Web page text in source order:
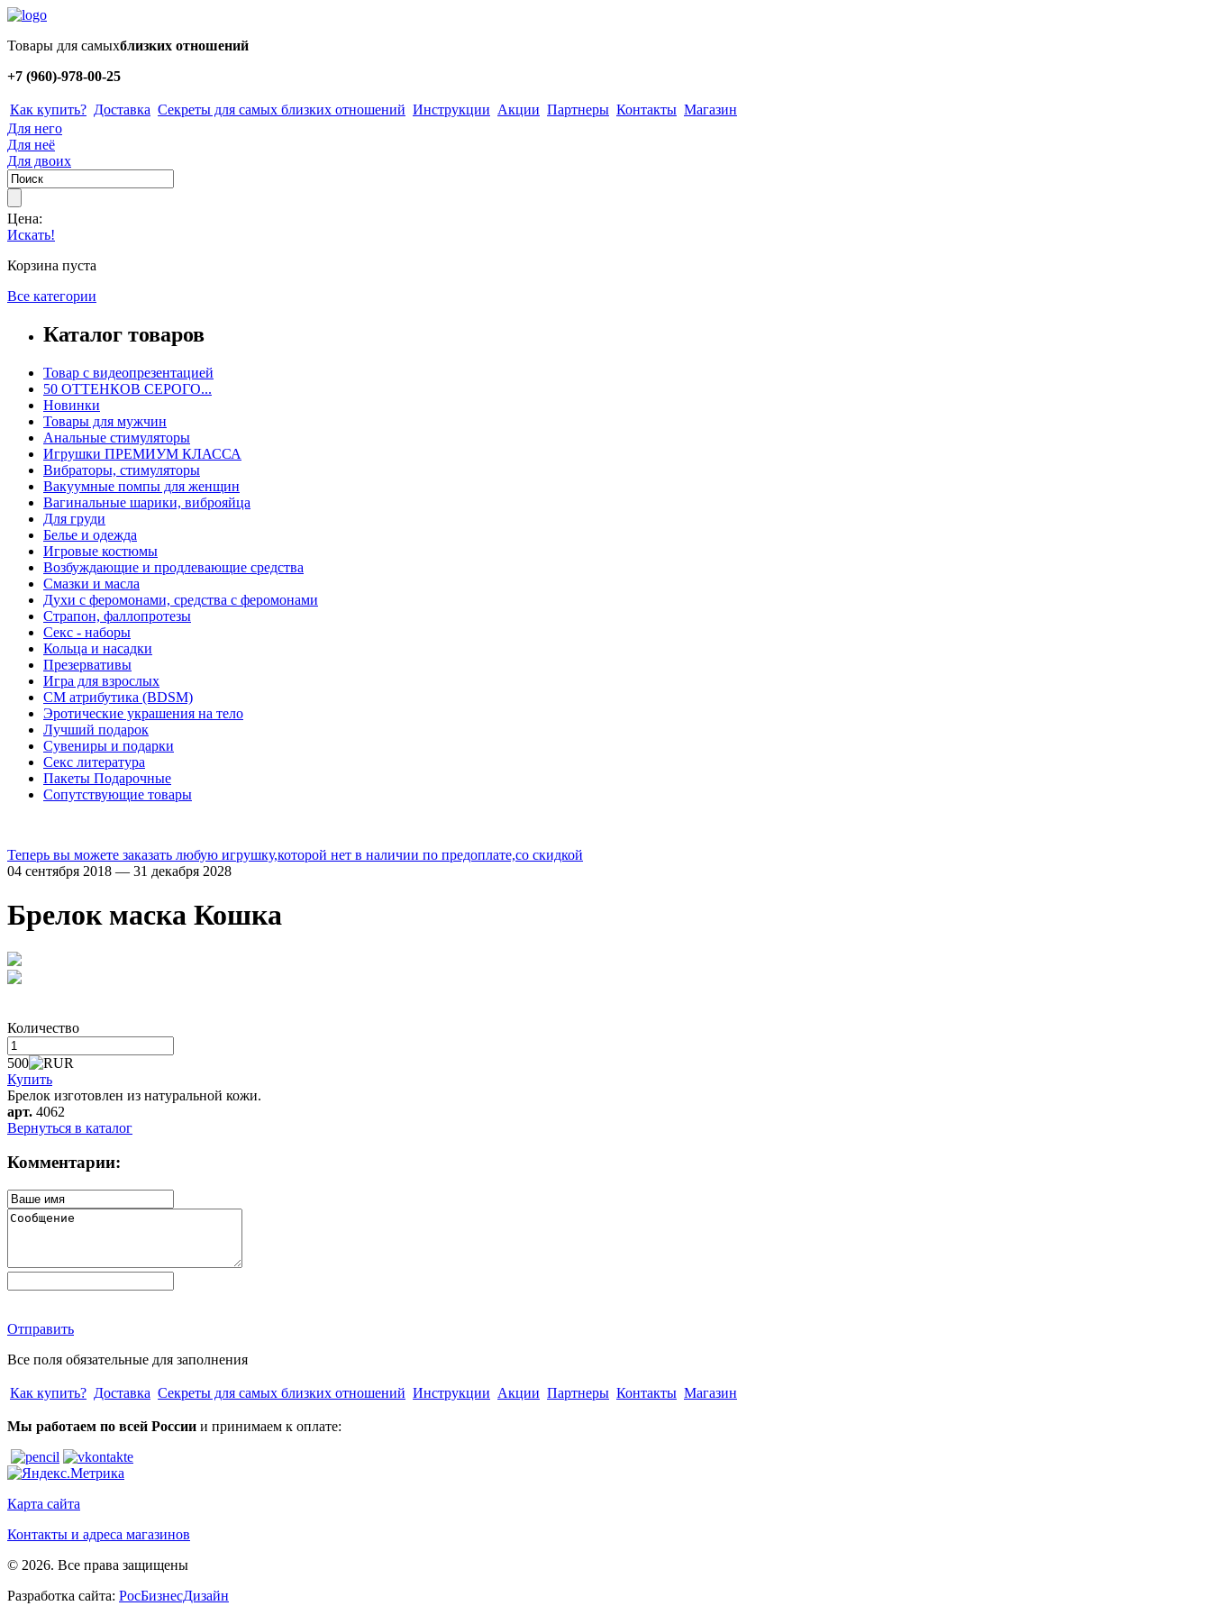
Товары для самыхблизких отношений
+7 (960)-978-00-25
Как купить? Доставка Секреты для самых близких отношений Инструкции Акции Партнеры Контакты Магазин
Для него
Для неё
Для двоих
Цена:
Искать!
Корзина пуста
Все категории
Каталог товаров
Товар с видеопрезентацией
50 ОТТЕНКОВ СЕРОГО...
Новинки
Товары для мужчин
Анальные стимуляторы
Игрушки ПРЕМИУМ КЛАССА
Вибраторы, стимуляторы
Вакуумные помпы для женщин
Вагинальные шарики, виброяйца
Для груди
Белье и одежда
Игровые костюмы
Возбуждающие и продлевающие средства
Смазки и масла
Духи с феромонами, средства с феромонами
Страпон, фаллопротезы
Секс - наборы
Кольца и насадки
Презервативы
Игра для взрослых
СМ атрибутика (BDSM)
Эротические украшения на тело
Лучший подарок
Сувениры и подарки
Секс литература
Пакеты Подарочные
Сопутствующие товары
Теперь вы можете заказать любую игрушку,которой нет в наличии по предоплате,со скидкой
04 сентября 2018 — 31 декабря 2028
Брелок маска Кошка
Количество
500
Купить
Брелок изготовлен из натуральной кожи.
арт. 4062
Вернуться в каталог
Комментарии:
Отправить
Все поля обязательные для заполнения
Как купить? Доставка Секреты для самых близких отношений Инструкции Акции Партнеры Контакты Магазин
Мы работаем по всей России и принимаем к оплате:
Карта сайта
Контакты и адреса магазинов
© 2026. Все права защищены
Разработка сайта: РосБизнесДизайн